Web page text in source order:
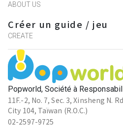
Popworld, Société à
11F.-2, No. 7, Sec. 3, Xinsheng N.
City 104, Taïwan (R.O.C.)
02-2597-9725
ABOUT US
Créer un guide / jeu
CREATE